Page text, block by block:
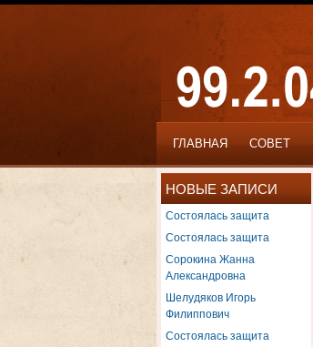
ГЛАВНАЯ СОВЕТ
НОВЫЕ ЗАПИСИ
Состоялась защита
Состоялась защита
Сорокина Жанна
Александровна
Шелудяков Игорь
Филиппович
Состоялась защита